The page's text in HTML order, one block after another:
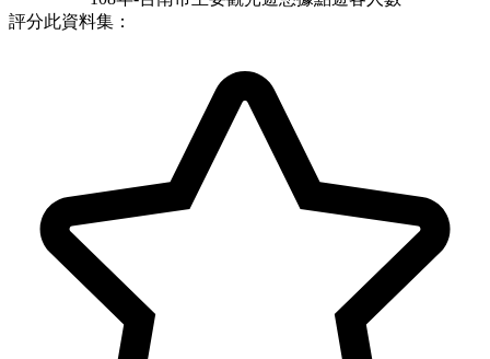
評分此資料集：